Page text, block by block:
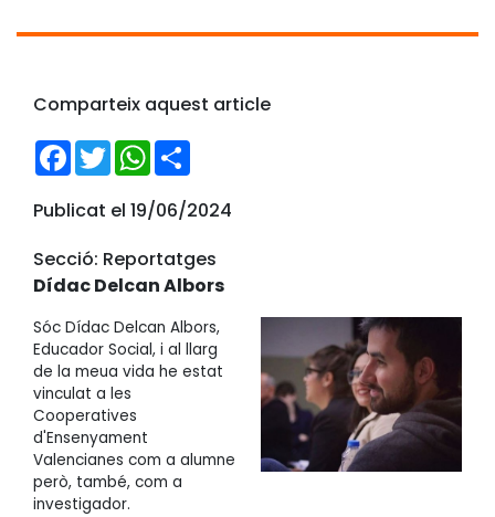
Comparteix aquest article
Facebook
TwitterWhatsApp
Publicat el 19/06/2024
Secció: Reportatges
Dídac Delcan Albors
Sóc Dídac Delcan Albors,
Educador Social, i al llarg
de la meua vida he estat
vinculat a les
Cooperatives
d'Ensenyament
Valencianes com a alumne
però, també, com a
investigador.